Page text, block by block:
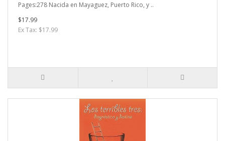
Pages:278 Nacida en Mayaguez, Puerto Rico, y ..
$17.99
Ex Tax: $17.99